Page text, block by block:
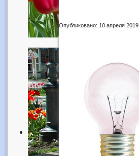
Опубликовано: 10 апреля 2019